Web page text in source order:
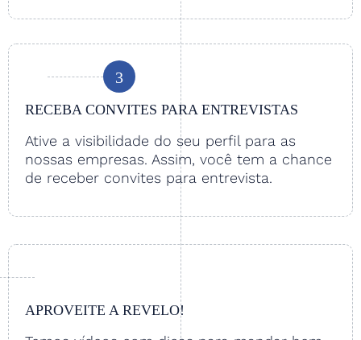
3
RECEBA CONVITES PARA ENTREVISTAS
Ative a visibilidade do seu perfil para as
nossas empresas. Assim, você tem a chance
de receber convites para entrevista.
APROVEITE A REVELO!